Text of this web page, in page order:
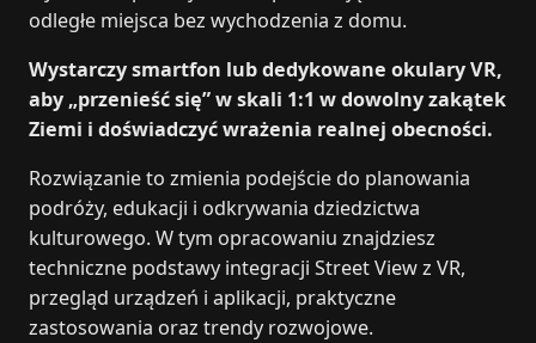
odległe miejsca bez wychodzenia z domu.
Wystarczy smartfon lub dedykowane okulary VR,
aby „przenieść się” w skali 1:1 w dowolny zakątek
Ziemi i doświadczyć wrażenia realnej obecności.
Rozwiązanie to zmienia podejście do planowania
podróży, edukacji i odkrywania dziedzictwa
kulturowego. W tym opracowaniu znajdziesz
techniczne podstawy integracji Street View z VR,
przegląd urządzeń i aplikacji, praktyczne
zastosowania oraz trendy rozwojowe.